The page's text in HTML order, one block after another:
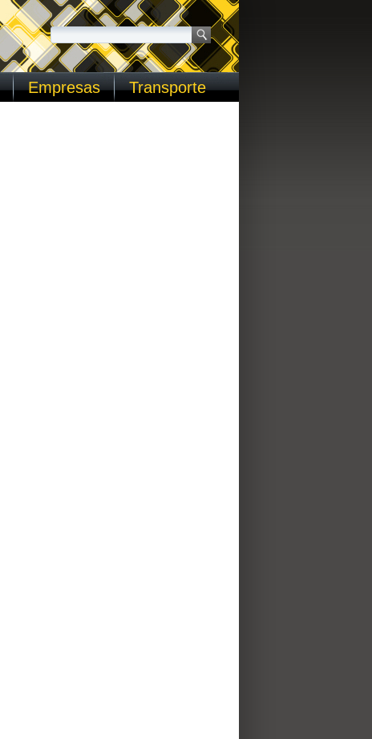
Empresas Transporte